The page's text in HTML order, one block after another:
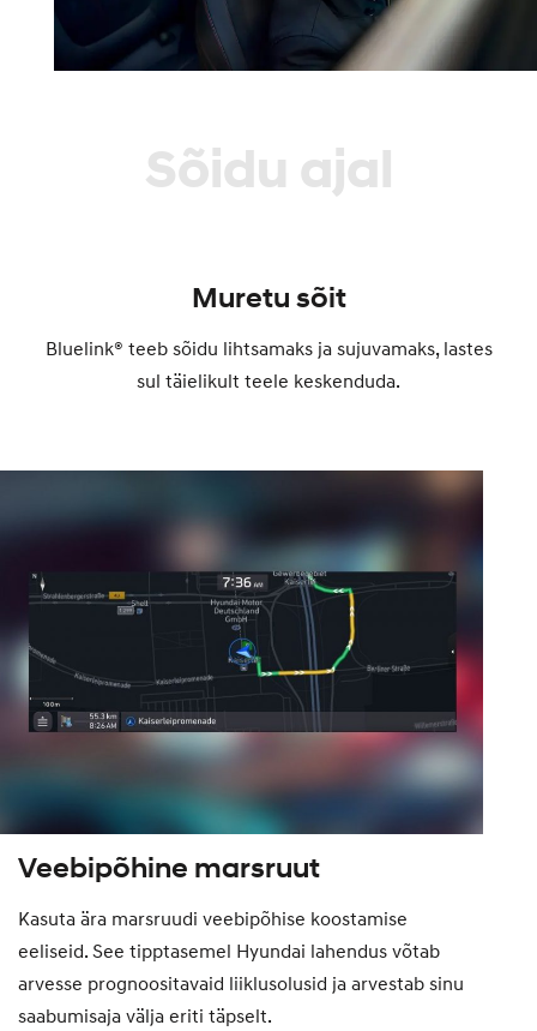
Sõidu ajal
Muretu sõit
Bluelink® teeb sõidu lihtsamaks ja sujuvamaks, lastes
sul täielikult teele keskenduda.
Veebipõhine marsruut
Kasuta ära marsruudi veebipõhise koostamise
eeliseid. See tipptasemel Hyundai lahendus võtab
arvesse prognoositavaid liiklusolusid ja arvestab sinu
saabumisaja välja eriti täpselt.